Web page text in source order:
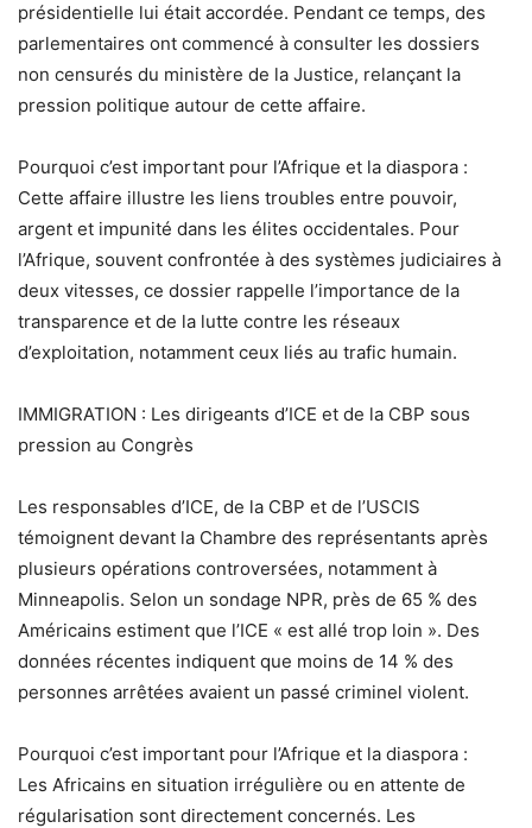
présidentielle lui était accordée. Pendant ce temps, des
parlementaires ont commencé à consulter les dossiers
non censurés du ministère de la Justice, relançant la
pression politique autour de cette affaire.
Pourquoi c’est important pour l’Afrique et la diaspora :
Cette affaire illustre les liens troubles entre pouvoir,
argent et impunité dans les élites occidentales. Pour
l’Afrique, souvent confrontée à des systèmes judiciaires à
deux vitesses, ce dossier rappelle l’importance de la
transparence et de la lutte contre les réseaux
d’exploitation, notamment ceux liés au trafic humain.
IMMIGRATION : Les dirigeants d’ICE et de la CBP sous
pression au Congrès
Les responsables d’ICE, de la CBP et de l’USCIS
témoignent devant la Chambre des représentants après
plusieurs opérations controversées, notamment à
Minneapolis. Selon un sondage NPR, près de 65 % des
Américains estiment que l’ICE « est allé trop loin ». Des
données récentes indiquent que moins de 14 % des
personnes arrêtées avaient un passé criminel violent.
Pourquoi c’est important pour l’Afrique et la diaspora :
Les Africains en situation irrégulière ou en attente de
régularisation sont directement concernés. Les